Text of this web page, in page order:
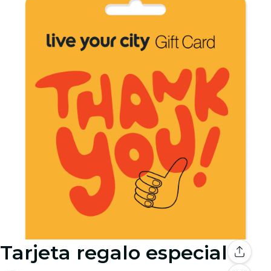
Tarjeta regalo especial